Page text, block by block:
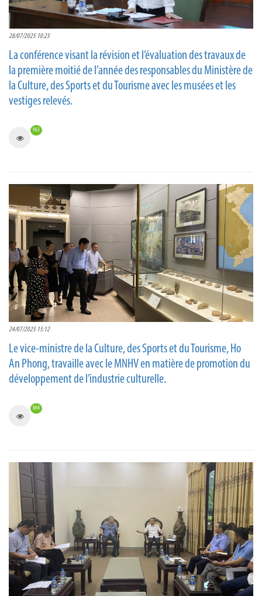
28/07/2025 10:25
La conférence visant la révision et l’évaluation des travaux de
la première moitié de l’année des responsables du Ministère de
la Culture, des Sports et du Tourisme avec les musées et les
vestiges relevés.
963
24/07/2025 15:12
Le vice-ministre de la Culture, des Sports et du Tourisme, Ho
An Phong, travaille avec le MNHV en matière de promotion du
développement de l’industrie culturelle.
864